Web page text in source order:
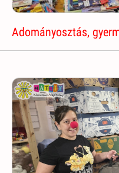
Adományosztás,